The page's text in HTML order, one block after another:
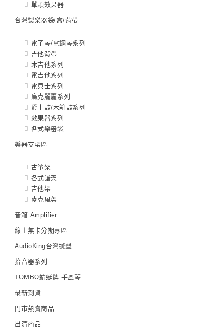
單顆效果器
台灣製樂器袋/盒/背帶
電子琴/電鋼琴系列
吉他背帶
木吉他系列
電吉他系列
電貝士系列
烏克麗麗系列
爵士鼓/木箱鼓系列
效果器系列
各式樂器袋
樂器支架區
古箏架
各式譜架
吉他架
麥克風架
音箱 Amplifier
線上無卡分期專區
AudioKing台灣撼聲
拾音器系列
TOMBO蜻蜓牌 手風琴
最新到貨
門市熱賣商品
出清商品